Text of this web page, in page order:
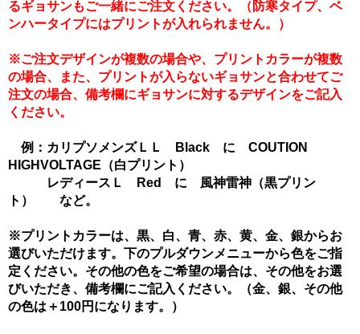
るギョサンもご一緒にご注文ください。（防寒タイプ、ベ
ンハータイプにはプリントが入れられません。）
※ご注文デザインが複数の場合や、プリントカラーが複数
の場合、また、プリントが入らないギョサンと合わせてご
注文の場合、備考欄にギョサンに対するデザインをご記入
ください。
例：カリプソメンズＬＬ Black に COUTION
HIGHVOLTAGE（白プリント）
レディースＬ Red に 風神雷神（黒プリン
ト） など。
※プリントカラーは、黒、白、青、赤、黄、金、銀からお
選びいただけます。下のプルダウンメニューから色をご指
定ください。その他の色をご希望の場合は、その他をお選
びいただき、備考欄にご記入ください。（金、銀、その他
の色は＋100円になります。）